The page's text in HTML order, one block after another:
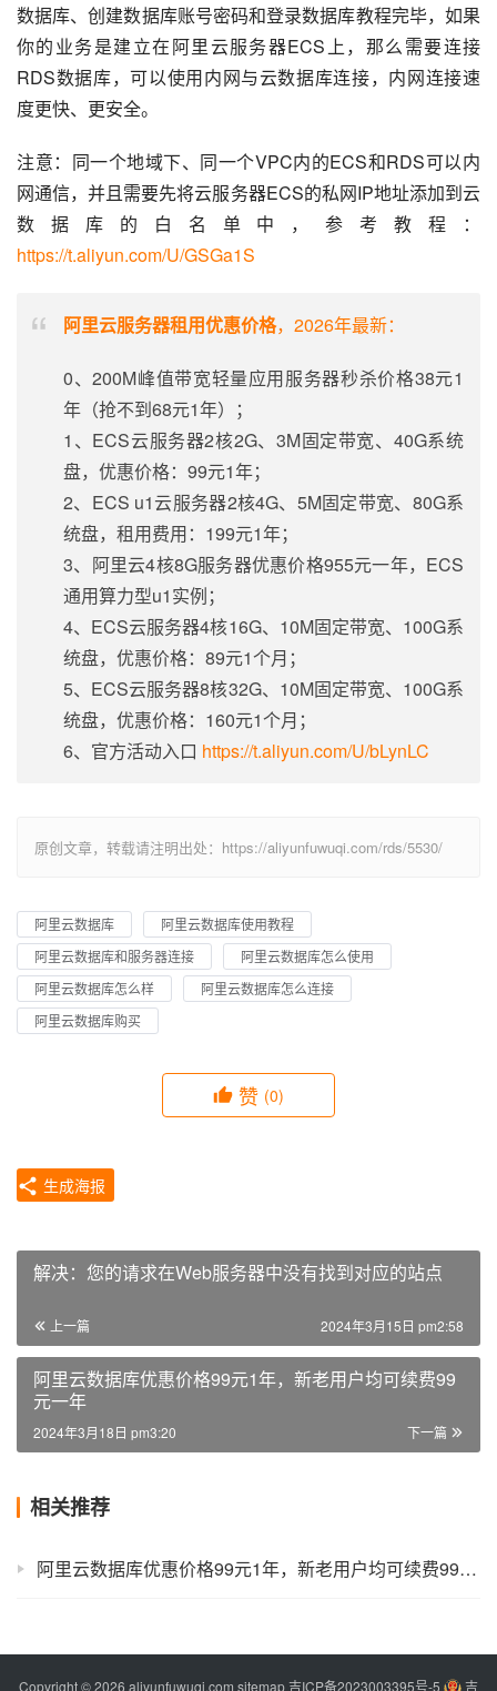
数据库、创建数据库账号密码和登录数据库教程完毕，如果
你的业务是建立在阿里云服务器ECS上，那么需要连接
RDS数据库，可以使用内网与云数据库连接，内网连接速
度更快、更安全。
注意：同一个地域下、同一个VPC内的ECS和RDS可以内
网通信，并且需要先将云服务器ECS的私网IP地址添加到云
数据库的白名单中，参考教程：
https://t.aliyun.com/U/GSGa1S
阿里云服务器租用优惠价格，2026年最新：
0、200M峰值带宽轻量应用服务器秒杀价格38元1
年（抢不到68元1年）；
1、ECS云服务器2核2G、3M固定带宽、40G系统
盘，优惠价格：99元1年；
2、ECS u1云服务器2核4G、5M固定带宽、80G系
统盘，租用费用：199元1年；
3、阿里云4核8G服务器优惠价格955元一年，ECS
通用算力型u1实例；
4、ECS云服务器4核16G、10M固定带宽、100G系
统盘，优惠价格：89元1个月；
5、ECS云服务器8核32G、10M固定带宽、100G系
统盘，优惠价格：160元1个月；
6、官方活动入口 https://t.aliyun.com/U/bLynLC
原创文章，转载请注明出处：https://aliyunfuwuqi.com/rds/5530/
阿里云数据库
阿里云数据库使用教程
阿里云数据库和服务器连接
阿里云数据库怎么使用
阿里云数据库怎么样
阿里云数据库怎么连接
阿里云数据库购买
赞 (0)
生成海报
解决：您的请求在Web服务器中没有找到对应的站点
上一篇 2024年3月15日 pm2:58
阿里云数据库优惠价格99元1年，新老用户均可续费99
元一年
下一篇
2024年3月18日 pm3:20
相关推荐
阿里云数据库优惠价格99元1年，新老用户均可续费99元一年
Copyright © 2026 aliyunfuwuqi.com sitemap吉ICP备2023003395号-5 吉